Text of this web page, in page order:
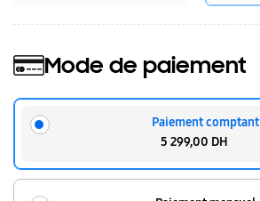
Mode de paiement
Paiement comptant
5 299,00 DH